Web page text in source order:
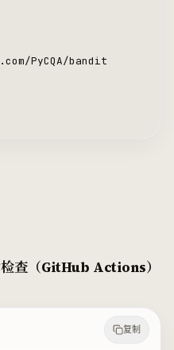
/PyCQA/bandit
查（GitHub Actions）
复制